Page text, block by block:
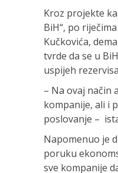
Kroz projekte
BiH“, po
Kučkovića,
tvrde da se u
uspijeh
– Na ovaj način
kompanije, ali i
poslovanje –
Napomenuo je
poruku
sve kompanije